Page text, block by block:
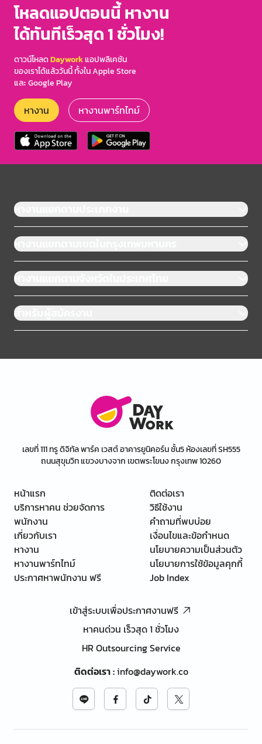
โหลดแอปตอนนี้ หางาน
ได้ทันทีเร็วสุด 1 ชั่วโมง!
ดาวน์โหลดDayworkแอปพลิเคชัน
ของเราได้แล้ววันนี้ ทั้งใน Apple Store
และ Google Play
หางาน หางานพาร์ทไทม์
หางานแยกตามประเภทงาน
หางานแยกตามเขตในกรุงเทพมหานคร
หางานแยกตามจังหวัดในประเทศไทย
สำหรับผู้สมัครงาน
เลขที่ 111 ทรู ดิจิทัล พาร์ค เวสต์ อาคารยูนิคอร์น ชั้น5 ห้องเลขที่ SH555
ถนนสุขุมวิท แขวงบางจาก เขตพระโขนง กรุงเทพ 10260
หน้าแรก
บริการหาคน ช่วยจัดการ
พนักงาน
เกี่ยวกับเรา
หางาน
หางานพาร์ทไทม์
ประกาศหาพนักงาน ฟรี
ติดต่อเรา
วิธีใช้งาน
คำถามที่พบบ่อย
เงื่อนไขและข้อกำหนด
นโยบายความเป็นส่วนตัว
นโยบายการใช้ข้อมูลคุกกี้
Job Index
เข้าสู่ระบบเพื่อประกาศงานฟรี
หาคนด่วน เร็วสุด 1 ชั่วโมง
HR Outsourcing Service
ติดต่อเรา:info@daywork.co